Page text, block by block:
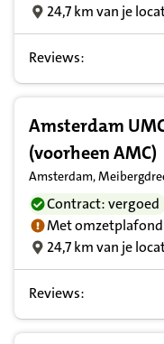
24,7 km van je
Reviews:
Amsterdam
(voorheen AMC)
Amsterdam,
Contract: vergoed
Met omzetplafond
24,7 km van je
Reviews: